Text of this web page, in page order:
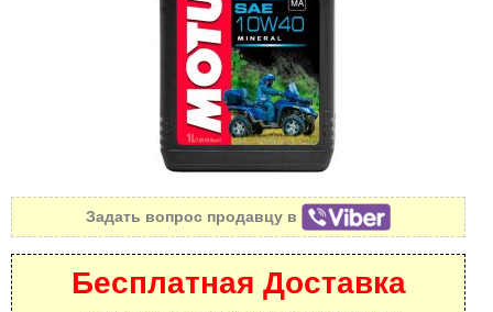
Задать вопрос продавцу в
Бесплатная Доставка